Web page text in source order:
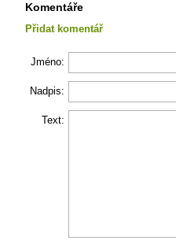
Komentáře
Přidat komentář
Jméno:
Nadpis:
Text: